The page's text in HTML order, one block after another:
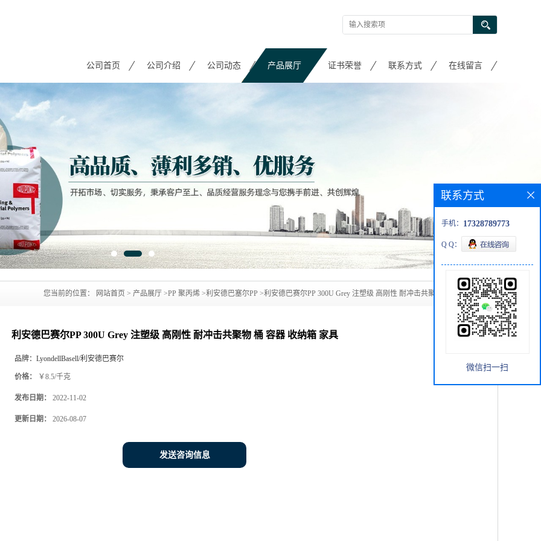
公司首页 公司介绍 公司动态 产品展厅 证书荣誉 联系方式 在线留言
您当前的位置： 网站首页 > 产品展厅 >PP 聚丙烯 >利安德巴塞尔PP >利安德巴赛尔PP 300U Grey 注塑级 高刚性 耐冲击共聚物 桶 容
利安德巴赛尔PP 300U Grey 注塑级 高刚性 耐冲击共聚物 桶 容器 收纳箱 家具
品牌： LyondellBasell/利安德巴赛尔
价格： ￥8.5/千克
发布日期： 2022-11-02
更新日期： 2026-08-07
发送咨询信息
联系方式
手机： 17328789773
Q Q：
微信扫一扫